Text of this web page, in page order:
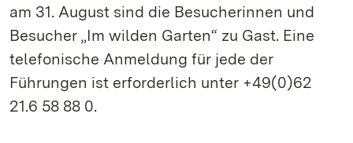
am 31. August sind die Besucherinnen und
Besucher „Im wilden Garten“ zu Gast. Eine
telefonische Anmeldung für jede der
Führungen ist erforderlich unter +49(0)62
21.6 58 88 0.